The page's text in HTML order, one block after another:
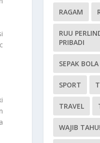
RAGAM
RUU
PRIBADI
SEPAK BOLA
SPORT
TRAVEL
WAJIB TAHU!